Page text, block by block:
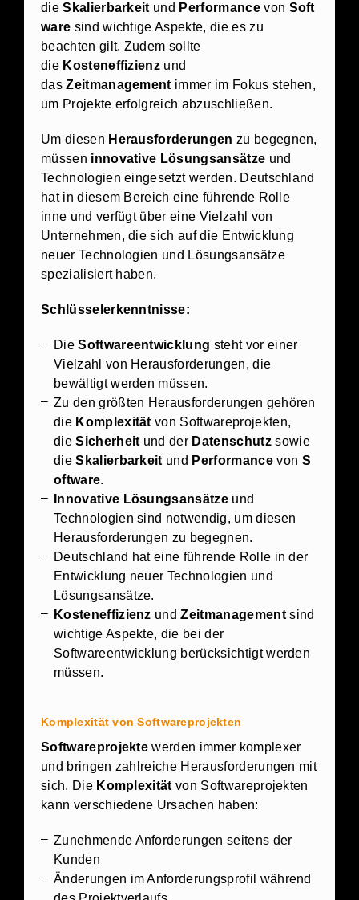
dieSkalierbarkeit und Performancevon Soft
ware sind wichtige Aspekte, die es zu
beachten gilt. Zudem sollte
die Kosteneffizienz und
dasZeitmanagement immer im Fokus stehen,
um Projekte erfolgreich abzuschließen.
Um diesen Herausforderungen zu begegnen,
müssen innovative Lösungsansätze und
Technologien eingesetzt werden. Deutschland
hat in diesem Bereich eine führende Rolle
inne und verfügt über eine Vielzahl von
Unternehmen, die sich auf die Entwicklung
neuer Technologien und Lösungsansätze
spezialisiert haben.
Schlüsselerkenntnisse:
DieSoftwareentwicklung steht vor einer
Vielzahl von Herausforderungen, die
bewältigt werden müssen.
Zu den größten Herausforderungen gehören
die Komplexität von Softwareprojekten,
dieSicherheit und der Datenschutzsowie
dieSkalierbarkeit und Performancevon S
oftware.
Innovative Lösungsansätze und
Technologien sind notwendig, um diesen
Herausforderungen zu begegnen.
Deutschland hat eine führende Rolle in der
Entwicklung neuer Technologien und
Lösungsansätze.
Kosteneffizienz undZeitmanagementsind
wichtige Aspekte, die bei der
Softwareentwicklung berücksichtigt werden
müssen.
Komplexität von Softwareprojekten
Softwareprojekte werden immer komplexer
und bringen zahlreiche Herausforderungen mit
sich. Die Komplexität von Softwareprojekten
kann verschiedene Ursachen haben:
Zunehmende Anforderungen seitens der
Kunden
Änderungen im Anforderungsprofil während